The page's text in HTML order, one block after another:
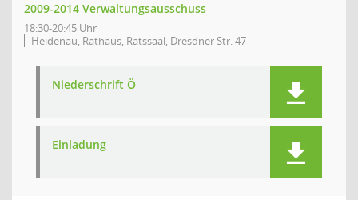
2009-2014 Verwaltungsausschuss
18:30-20:45 Uhr
Heidenau, Rathaus, Ratssaal, Dresdner Str. 47
Niederschrift Ö
Einladung